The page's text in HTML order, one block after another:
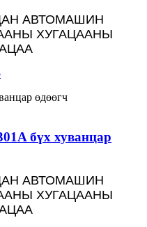
АВТОМАШИН
ХУГАЦААНЫ
бүх хуванцар
АВТОМАШИН
ХУГАЦААНЫ